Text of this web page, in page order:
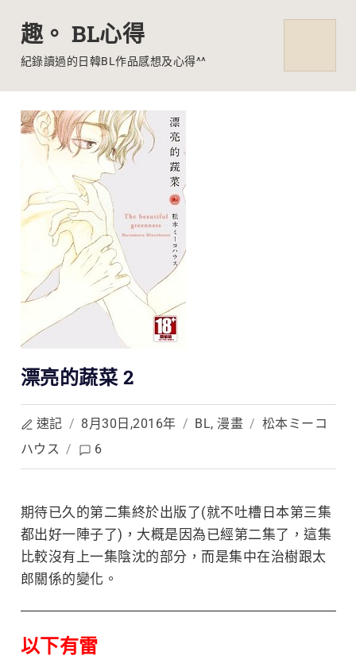
content
趣。 BL心得
紀錄讀過的日韓BL作品感想及心得^^
漂亮的蔬菜 2
速記 / 8月30日,2016年 / BL, 漫畫 / 松本ミーコ
ハウス / 6
期待已久的第二集終於出版了(就不吐槽日本第三集
都出好一陣子了)，大概是因為已經第二集了， 這集
比較沒有上一集陰沈的部分，而是集中在治樹跟太
郎關係的變化。
以下有雷